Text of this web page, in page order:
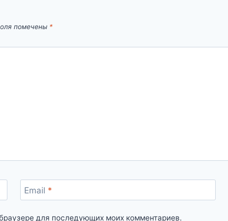
помечены *
Email *
для последующих моих комментариев.